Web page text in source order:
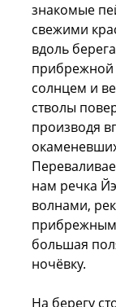
знакомые
свежими
вдоль
прибрежной
солнцем и
стволы
производя
нам речка
волнами,
большая
ночёвку.
На берегу